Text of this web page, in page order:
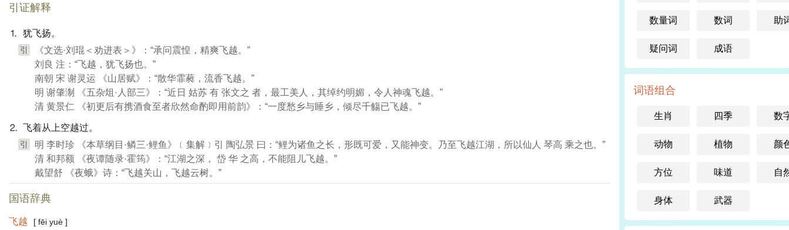
引证解释
⒈ 犹飞扬。
引
《文选·刘琨＜劝进表＞》：“承问震惶，精爽飞越。”
刘良 注：“飞越，犹飞扬也。”
南朝 宋 谢灵运 《山居赋》：“散华霏蕤，流香飞越。”
明 谢肇淛 《五杂俎·人部三》：“近日 姑苏 有 张文之 者，最工美人，其绰约明媚，令人神魂飞越。”
清 黄景仁 《初更后有携酒食至者欣然命酌即用前韵》：“一度愁乡与睡乡，倾尽千觴已飞越。”
⒉ 飞着从上空越过。
引
明 李时珍 《本草纲目·鳞三·鲤鱼》﹝集解﹞引 陶弘景 曰：“鲤为诸鱼之长，形既可爱，又能神变。乃至飞越江湖，所以仙人 琴高 乘之也。”
清 和邦额 《夜谭随录·霍筠》：“江湖之深， 岱 华 之高，不能阻儿飞越。”
戴望舒 《夜蛾》诗：“飞越关山，飞越云树。”
国语辞典
飞越 [ fēi yuè ]
数量词 数词 助
疑问词 成语
词语组合
生肖 四季 数
动物 植物 颜
方位 味道 自
身体 武器